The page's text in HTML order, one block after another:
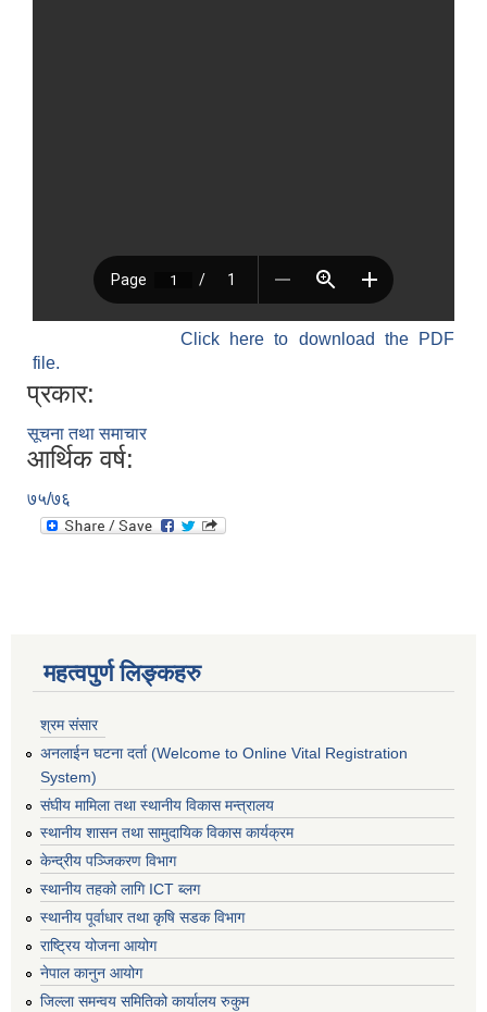
Click here to download the PDF
file.
प्रकार:
सूचना तथा समाचार
आर्थिक वर्ष:
७५/७६
महत्वपुर्ण लिङ्कहरु
श्रम संसार
अनलाईन घटना दर्ता (Welcome to Online Vital Registration
System)
संघीय मामिला तथा स्थानीय विकास मन्त्रालय
स्थानीय शासन तथा सामुदायिक विकास कार्यक्रम
केन्द्रीय पञ्जिकरण विभाग
स्थानीय तहको लागि ICT ब्लग
स्थानीय पूर्वाधार तथा कृषि सडक विभाग
राष्ट्रिय योजना आयोग
नेपाल कानुन आयोग
जिल्ला समन्वय समितिको कार्यालय रुकुम